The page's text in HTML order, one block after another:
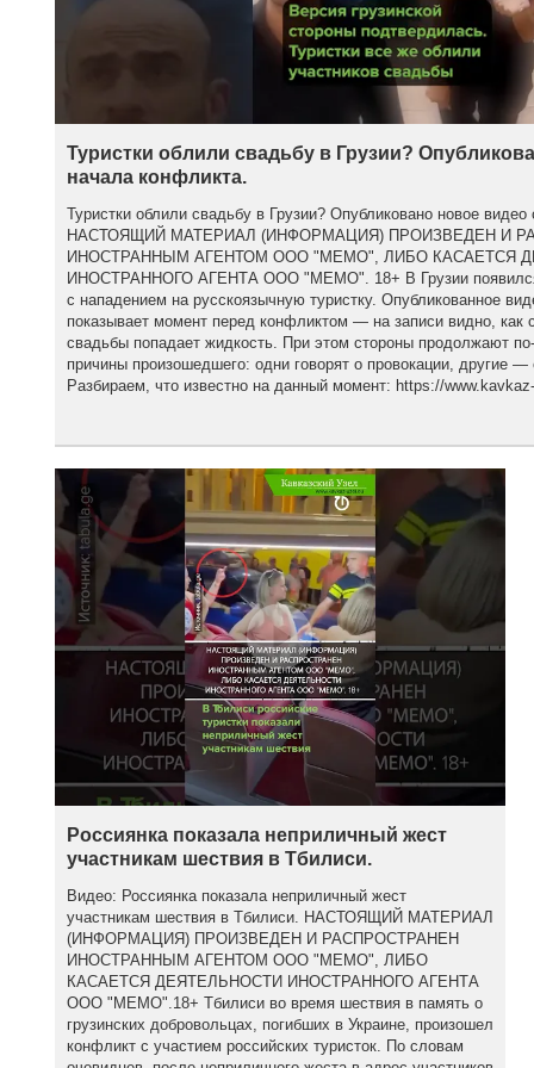
Туристки облили свадьбу в Грузии?
начала конфликта.
Туристки облили свадьбу в Грузии? Опубликовано новое
НАСТОЯЩИЙ МАТЕРИАЛ (ИНФОРМАЦИЯ) ПРОИЗВЕДЕН И
ИНОСТРАННЫМ АГЕНТОМ ООО "МЕМО", ЛИБО КАСАЕТСЯ
ИНОСТРАННОГО АГЕНТА ООО "МЕМО". 18+ В Грузии появился
с нападением на русскоязычную туристку. Опубликованное
показывает момент перед конфликтом — на записи видно, как
свадьбы попадает жидкость. При этом стороны продолжают
причины произошедшего: одни говорят о провокации, другие —
Разбираем, что известно на данный момент: https://
Россиянка показала неприличный жест
участникам шествия в Тбилиси.
Видео: Россиянка показала неприличный жест
участникам шествия в Тбилиси. НАСТОЯЩИЙ МАТЕРИАЛ
(ИНФОРМАЦИЯ) ПРОИЗВЕДЕН И РАСПРОСТРАНЕН
ИНОСТРАННЫМ АГЕНТОМ ООО "МЕМО", ЛИБО
КАСАЕТСЯ ДЕЯТЕЛЬНОСТИ ИНОСТРАННОГО АГЕНТА
ООО "МЕМО".18+ Тбилиси во время шествия в память о
грузинских добровольцах, погибших в Украине, произошел
конфликт с участием российских туристок. По словам